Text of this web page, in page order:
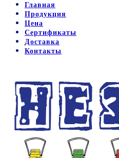
Главная
Продукция
Цена
Сертификаты
Доставка
Контакты